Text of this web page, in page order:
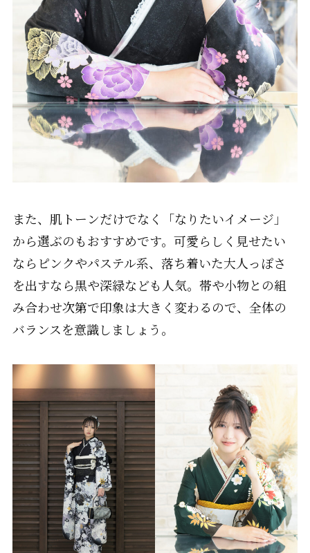
また、肌トーンだけでなく「なりたいイメージ」
から選ぶのもおすすめです。可愛らしく見せたい
ならピンクやパステル系、落ち着いた大人っぽさ
を出すなら黒や深緑なども人気。帯や小物との組
み合わせ次第で印象は大きく変わるので、全体の
バランスを意識しましょう。